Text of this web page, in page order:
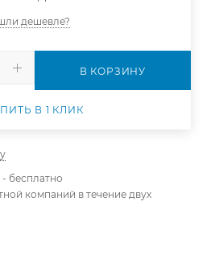
дешевле?
В КОРЗИНУ
В 1 КЛИК
бесплатно
компаний в течение двух